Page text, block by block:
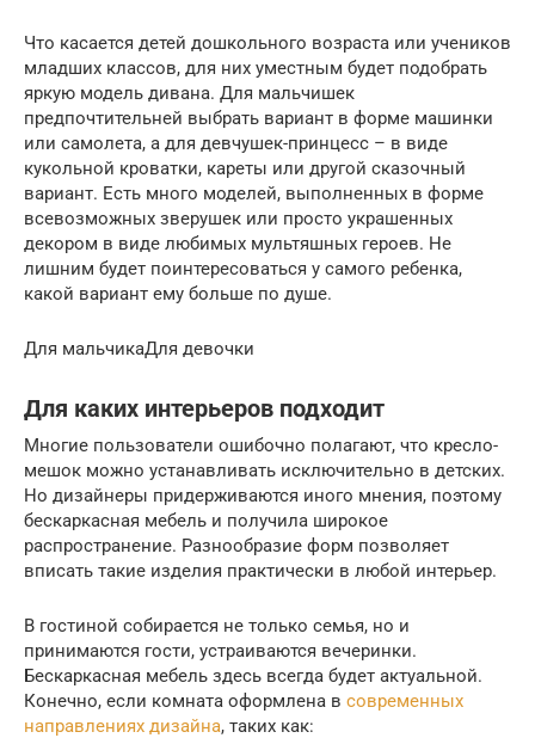
Что касается детей дошкольного возраста или учеников
младших классов, для них уместным будет подобрать
яркую модель дивана. Для мальчишек
предпочтительней выбрать вариант в форме машинки
или самолета, а для девчушек-принцесс – в виде
кукольной кроватки, кареты или другой сказочный
вариант. Есть много моделей, выполненных в форме
всевозможных зверушек или просто украшенных
декором в виде любимых мультяшных героев. Не
лишним будет поинтересоваться у самого ребенка,
какой вариант ему больше по душе.
Для мальчикаДля девочки
Для каких интерьеров подходит
Многие пользователи ошибочно полагают, что кресло-
мешок можно устанавливать исключительно в детских.
Но дизайнеры придерживаются иного мнения, поэтому
бескаркасная мебель и получила широкое
распространение. Разнообразие форм позволяет
вписать такие изделия практически в любой интерьер.
В гостиной собирается не только семья, но и
принимаются гости, устраиваются вечеринки.
Бескаркасная мебель здесь всегда будет актуальной.
Конечно, если комната оформлена в современных
направлениях дизайна, таких как: